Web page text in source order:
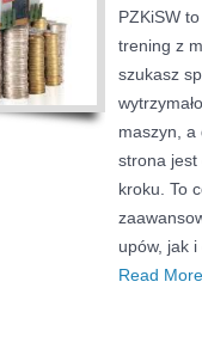
PZKiSW
trening z
szukasz
maszyn, a
strona jest
kroku. To
upów, jak
Read